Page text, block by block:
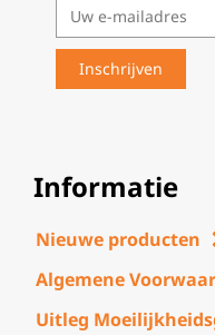
Informatie
Nieuwe producten
Algemene
Uitleg